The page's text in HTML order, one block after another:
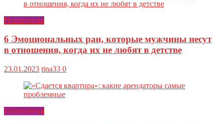
Психология
6 Эмоциональных ран, которые мужчины несут
в отношения, когда их не любят в детстве
23.01.2023 tina33 0
Психология